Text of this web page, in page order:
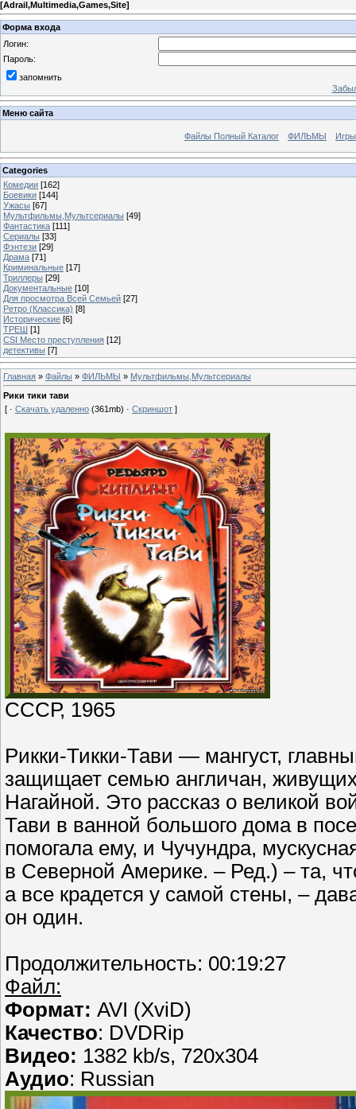
[Adrail,Multimedia,Games,Site]
Форма входа
Логин:
Пароль:
запомнить
Меню сайта
Файлы Полный Каталог ФИЛЬМЫ
Categories
Комедии [162]
Боевики [144]
Ужасы [67]
Мультфильмы,Мультсериалы [49]
Фантастика [111]
Сериалы [33]
Фэнтези [29]
Драма [71]
Криминальные [17]
Триллеры [29]
Документальные [10]
Для просмотра Всей Семьей [27]
Ретро (Классика) [8]
Исторические [6]
ТРЕШ [1]
CSI Место преступления [12]
детективы [7]
Главная » Файлы » ФИЛЬМЫ » Мультфильмы,Мультсериалы
Рики тики тави
[ · Скачать удаленно (361mb) · Скриншот ]
СССР, 1965
Рикки-Тикки-Тави — мангуст,
защищает семью англичан,
Нагайной. Это рассказ о великой
Тави в ванной большого дома в
помогала ему, и Чучундра,
в Северной Америке. – Ред.) – та,
а все крадется у самой стены, –
он один.
Продолжительность: 00:19:27
Файл:
Формат: AVI (XviD)
Качество: DVDRip
Видео: 1382 kb/s, 720x304
Аудио: Russian